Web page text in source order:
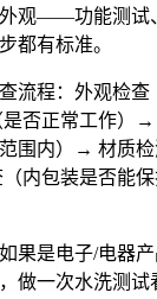
观——功能测试
都有标准。
流程：外观检查
否正常工作）→
围内）→ 材质
内包装是否能
果是电子/电器
做一次水洗测试